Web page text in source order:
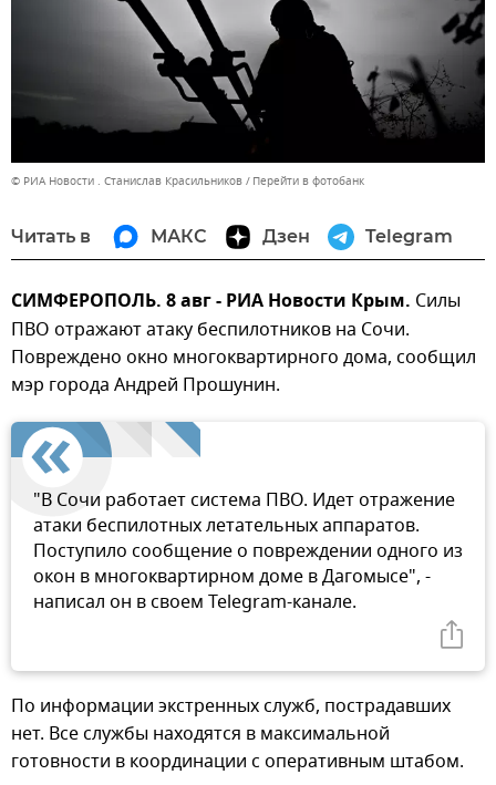
© РИА Новости . Станислав Красильников Перейти в фотобанк
Читать в МАКС Дзен Telegram
СИМФЕРОПОЛЬ. 8 авг - РИА Новости Крым. Силы
ПВО отражают атаку беспилотников на Сочи.
Повреждено окно многоквартирного дома, сообщил
мэр города Андрей Прошунин.
"В Сочи работает система ПВО. Идет отражение
атаки беспилотных летательных аппаратов.
Поступило сообщение о повреждении одного из
окон в многоквартирном доме в Дагомысе", -
написал он в своем Telegram-канале.
По информации экстренных служб, пострадавших
нет. Все службы находятся в максимальной
готовности в координации с оперативным штабом.